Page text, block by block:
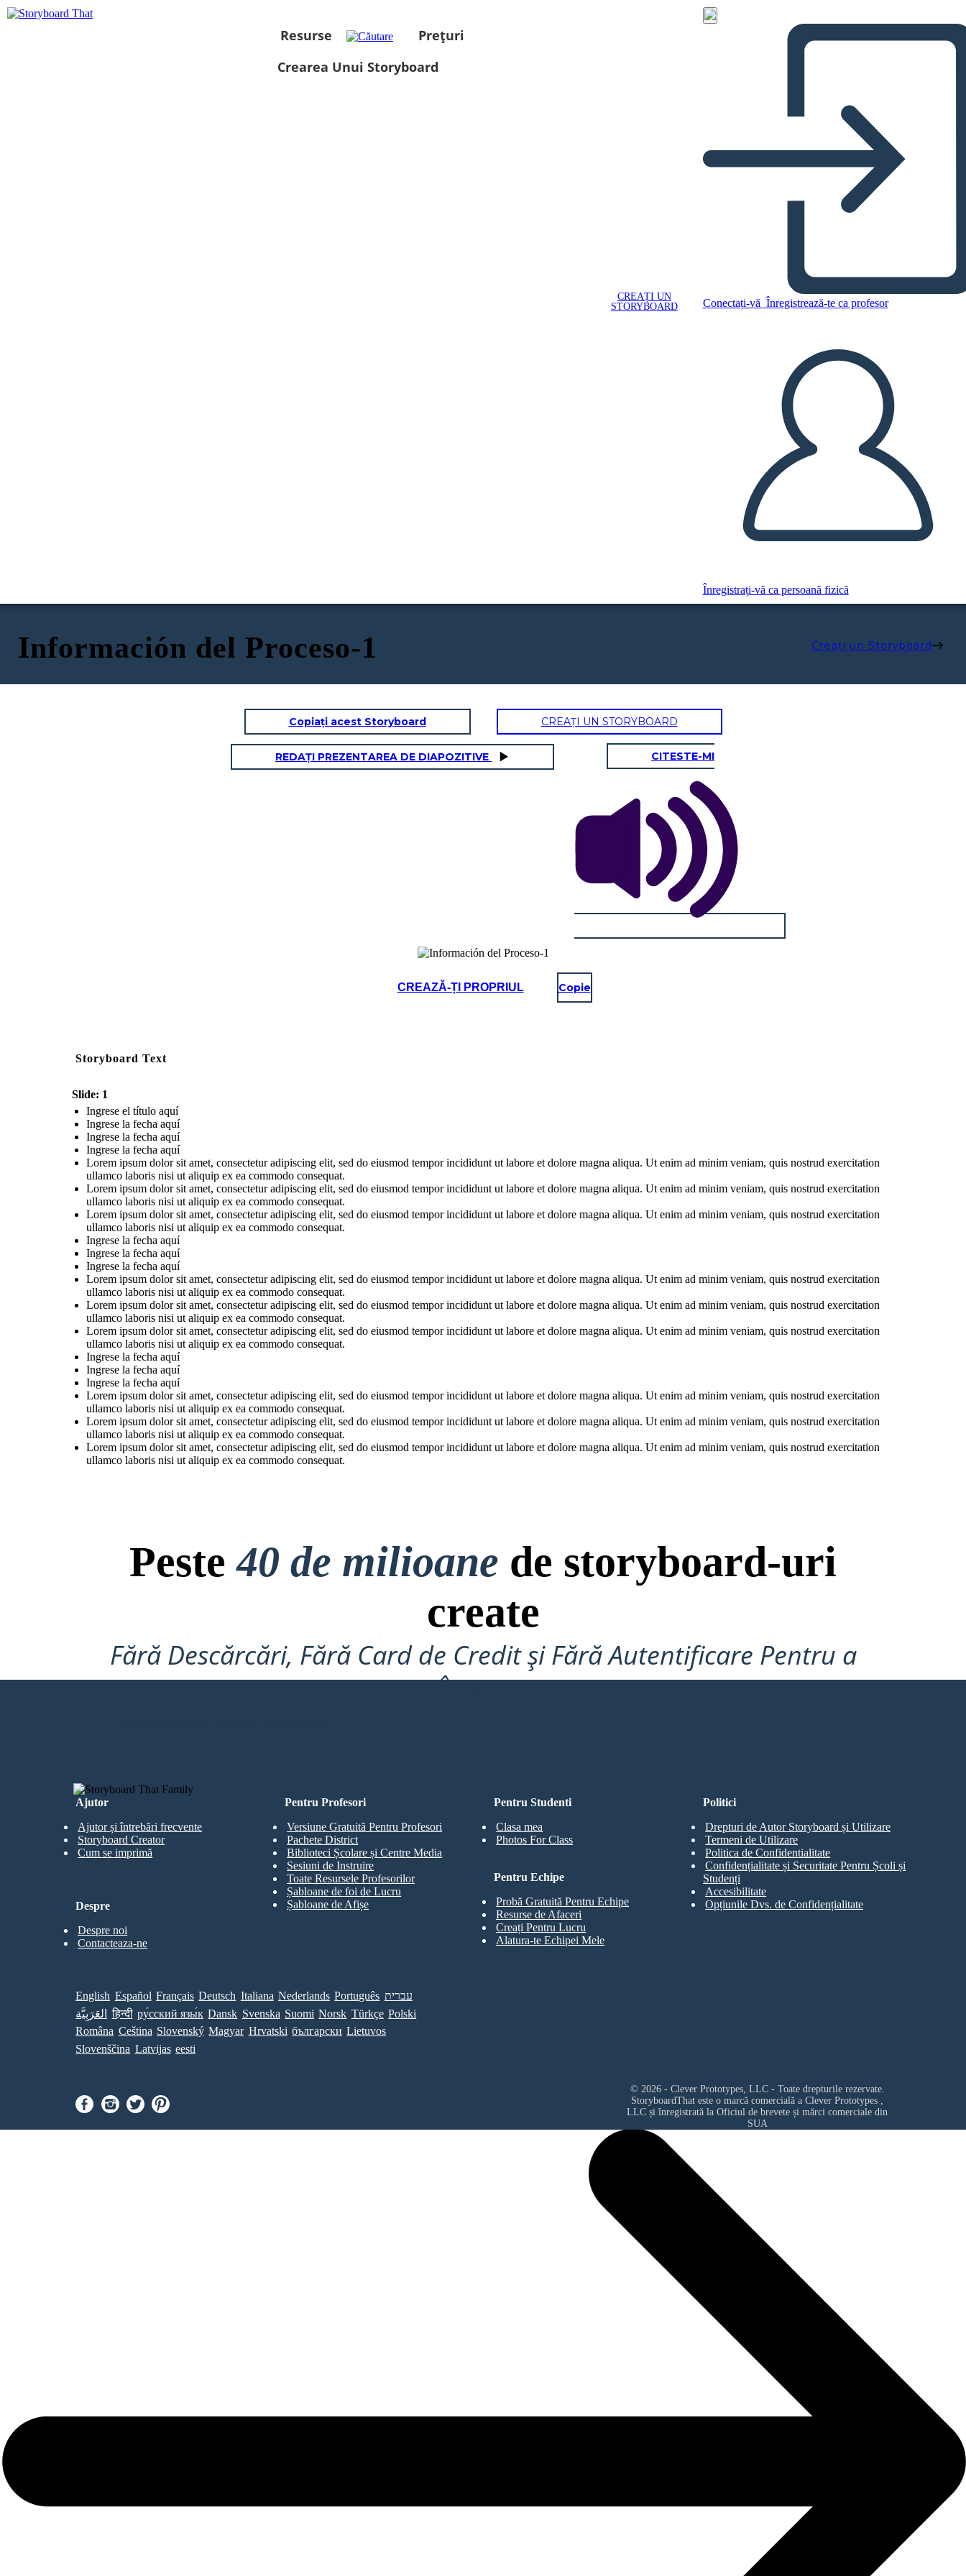
Resurse
Prețuri
Crearea Unui Storyboard
CREAȚI UN
STORYBOARD
Conectați-vă Înregistrează-te ca profesor
Înregistrați-vă ca persoană fizică
Información del Proceso-1 Creați un Storyboard
Copiați acest Storyboard CREAȚI UN STORYBOARD
REDAȚI PREZENTAREA DE DIAPOZITIVE CITESTE-MI
CREAZĂ-ȚI PROPRIUL Copie
Storyboard Text
Slide: 1
Ingrese el título aquí
Ingrese la fecha aquí
Ingrese la fecha aquí
Ingrese la fecha aquí
Lorem ipsum dolor sit amet, consectetur adipiscing elit, sed do eiusmod tempor incididunt ut labore et dolore magna aliqua. Ut enim ad minim veniam, quis nostrud exercitation
ullamco laboris nisi ut aliquip ex ea commodo consequat.
Lorem ipsum dolor sit amet, consectetur adipiscing elit, sed do eiusmod tempor incididunt ut labore et dolore magna aliqua. Ut enim ad minim veniam, quis nostrud exercitation
ullamco laboris nisi ut aliquip ex ea commodo consequat.
Lorem ipsum dolor sit amet, consectetur adipiscing elit, sed do eiusmod tempor incididunt ut labore et dolore magna aliqua. Ut enim ad minim veniam, quis nostrud exercitation
ullamco laboris nisi ut aliquip ex ea commodo consequat.
Ingrese la fecha aquí
Ingrese la fecha aquí
Ingrese la fecha aquí
Lorem ipsum dolor sit amet, consectetur adipiscing elit, sed do eiusmod tempor incididunt ut labore et dolore magna aliqua. Ut enim ad minim veniam, quis nostrud exercitation
ullamco laboris nisi ut aliquip ex ea commodo consequat.
Lorem ipsum dolor sit amet, consectetur adipiscing elit, sed do eiusmod tempor incididunt ut labore et dolore magna aliqua. Ut enim ad minim veniam, quis nostrud exercitation
ullamco laboris nisi ut aliquip ex ea commodo consequat.
Lorem ipsum dolor sit amet, consectetur adipiscing elit, sed do eiusmod tempor incididunt ut labore et dolore magna aliqua. Ut enim ad minim veniam, quis nostrud exercitation
ullamco laboris nisi ut aliquip ex ea commodo consequat.
Ingrese la fecha aquí
Ingrese la fecha aquí
Ingrese la fecha aquí
Lorem ipsum dolor sit amet, consectetur adipiscing elit, sed do eiusmod tempor incididunt ut labore et dolore magna aliqua. Ut enim ad minim veniam, quis nostrud exercitation
ullamco laboris nisi ut aliquip ex ea commodo consequat.
Lorem ipsum dolor sit amet, consectetur adipiscing elit, sed do eiusmod tempor incididunt ut labore et dolore magna aliqua. Ut enim ad minim veniam, quis nostrud exercitation
ullamco laboris nisi ut aliquip ex ea commodo consequat.
Lorem ipsum dolor sit amet, consectetur adipiscing elit, sed do eiusmod tempor incididunt ut labore et dolore magna aliqua. Ut enim ad minim veniam, quis nostrud exercitation
ullamco laboris nisi ut aliquip ex ea commodo consequat.
Peste40 de milioane de storyboard-uri
create
Fără Descărcări, Fără Card de Credit și Fără Autentificare Pentru a
Încerca!
Ajutor
Ajutor și întrebări frecvente
Storyboard Creator
Cum se imprimă
Pentru Studenti
Clasa mea
Photos For Class
Pentru Profesori
Versiune Gratuită Pentru Profesori
Pachete District
Biblioteci Școlare și Centre Media
Sesiuni de Instruire
Toate Resursele Profesorilor
Șabloane de foi de Lucru
Șabloane de Afișe
Pentru Echipe
Probă Gratuită Pentru Echipe
Resurse de Afaceri
Creați Pentru Lucru
Alatura-te Echipei Mele
Despre
Despre noi
Contacteaza-ne
Politici
Drepturi de Autor Storyboard și Utilizare
Termeni de Utilizare
Politica de Confidentialitate
Confidențialitate și Securitate Pentru Școli și
Studenți
Accesibilitate
Opțiunile Dvs. de Confidențialitate
English Español Français Deutsch Italiana Nederlands Português עברית
العَرَبِيَّة
हिन्दी ру́сский язы́к Dansk Svenska Suomi Norsk Türkçe Polski
Româna Ceština Slovenský Magyar Hrvatski български Lietuvos
Slovenščina Latvijas eesti
© 2026 - Clever Prototypes, LLC - Toate drepturile rezervate.
StoryboardThat este o marcă comercială a Clever Prototypes ,
LLC și înregistrată la Oficiul de brevete și mărci comerciale din
SUA